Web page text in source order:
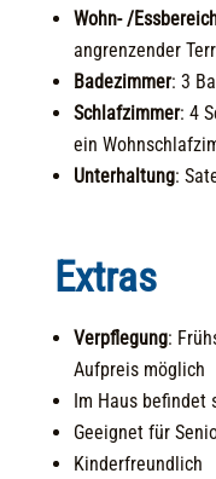
Wohn- /
angrenzender
Badezimmer: 3
Schlafzimmer: 4
ein
Unterhaltung:
Extras
Verpflegung:
Aufpreis möglich
Im Haus befindet
Geeignet für
Kinderfreundlich